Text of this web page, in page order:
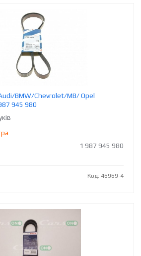
BMW/Chevrolet/MB/ Opel
945 980
1 987 945 980
Код: 46969-4